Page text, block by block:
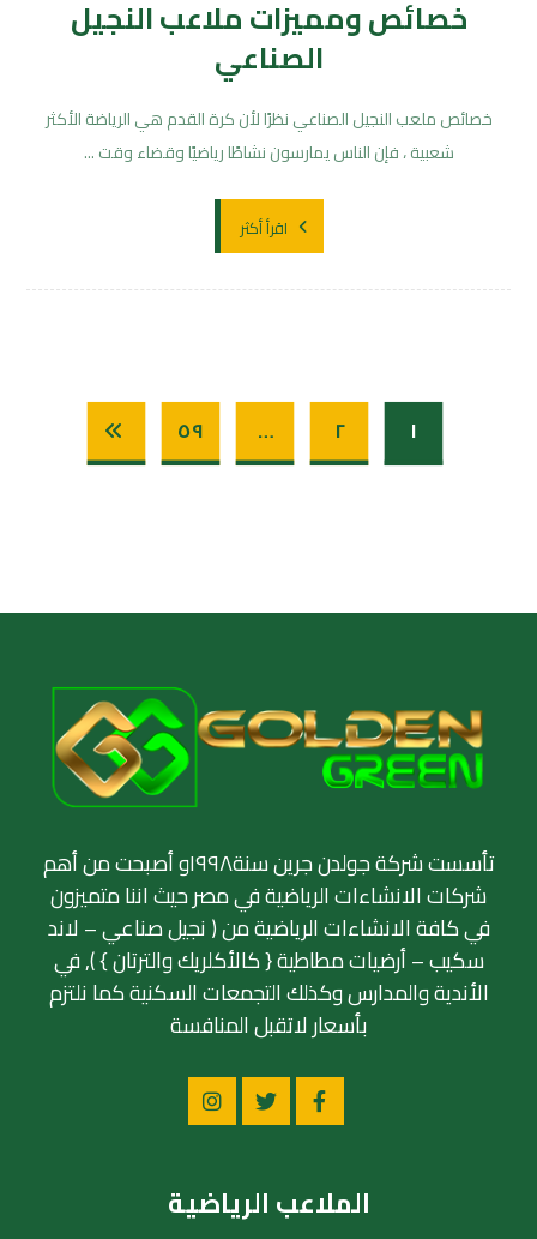
خصائص ومميزات ملاعب النجيل
الصناعي
خصائص ملعب النجيل الصناعي نظرًا لأن كرة القدم هي الرياضة الأكثر
شعبية ، فإن الناس يمارسون نشاطًا رياضيًا وقضاء وقت ...
اقرأ أكثر
١ ٢ … ٥٩
تأسست شركة جولدن جرين سنة١٩٩٨و أصبحت من أهم
شركات الانشاءات الرياضية في مصر حيث اننا متميزون
في كافة الانشاءات الرياضية من ( نجيل صناعي – لاند
سكيب – أرضيات مطاطية { كالأكلريك والترتان } ), في
الأندية والمدارس وكذلك التجمعات السكنية كما نلتزم
بأسعار لاتقبل المنافسة
الملاعب الرياضية